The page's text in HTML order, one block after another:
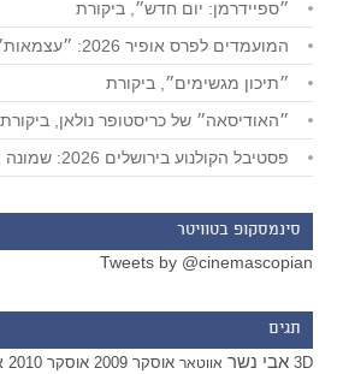
״ספיידרמן: יום חדש״, ביקורת
המועמדים לפרס אופיר 2026: ״עצמאות״ מוביל
״תיכון מגשימים״, ביקורת
״האודיסאה״ של כריסטופר נולאן, ביקורת
פסטיבל הקולנוע בירושלים 2026: שמונה או תשע המלצות
סינמסקופ בטוויטר
Tweets by @cinemascopian
תגים
3D אבי נשר אווטאר אוסקר 2009 אוסקר 2010